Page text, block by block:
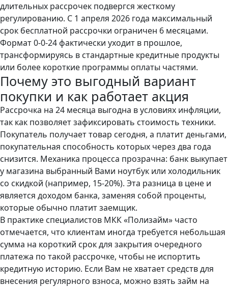
длительных рассрочек подвергся жесткому
регулированию. С 1 апреля 2026 года максимальный
срок бесплатной рассрочки ограничен 6 месяцами.
Формат 0-0-24 фактически уходит в прошлое,
трансформируясь в стандартные кредитные продукты
или более короткие программы оплаты частями.
Почему это выгодный вариант
покупки и как работает акция
Рассрочка на 24 месяца выгодна в условиях инфляции,
так как позволяет зафиксировать стоимость техники.
Покупатель получает товар сегодня, а платит деньгами,
покупательная способность которых через два года
снизится. Механика процесса прозрачна: банк выкупает
у магазина выбранный Вами ноутбук или холодильник
со скидкой (например, 15-20%). Эта разница в цене и
является доходом банка, заменяя собой проценты,
которые обычно платит заемщик.
В практике специалистов МКК «Полизайм» часто
отмечается, что клиентам иногда требуется небольшая
сумма на короткий срок для закрытия очередного
платежа по такой рассрочке, чтобы не испортить
кредитную историю. Если Вам не хватает средств для
внесения регулярного взноса, можно взять займ на